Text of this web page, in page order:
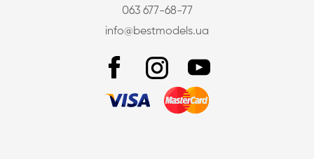
063 677-68-77
info@bestmodels.ua